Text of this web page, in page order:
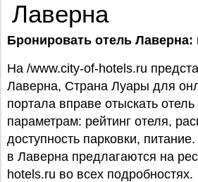
Лаверна
Бронировать отель Лаверна:
На /www.city-of-hotels.ru
Лаверна, Страна Луары для
портала вправе отыскать
параметрам: рейтинг отеля,
доступность парковки,
в Лаверна предлагаются на
hotels.ru во всех подробностях.